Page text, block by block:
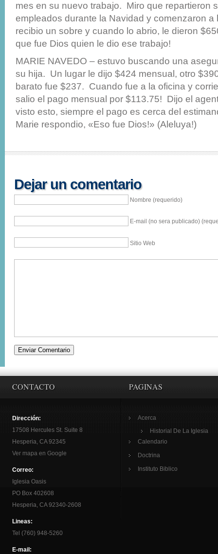
mes en su nuevo trabajo. Miro que repartieron
empleados durante la Navidad y comenzaron a
recibio un sobre y cuando lo abrio, le dieron
que fue Dios quien le dio ese trabajo!
MARIE NAVEDO – estuvo buscando una
su hija. Un lugar le dijo $424 mensual, otro
barato fue $237. Cuando fue a la oficina y
salio el pago mensual por $113.75! Dijo el
visto esto, siempre el pago es cerca del
Marie respondio, «Eso fue Dios!» (Aleluya!)
Dejar un comentario
Nombre (requerido)
E-mail (no sera publicado)
Sitio Web
CONTACTO
Dirección:
17508 Hercules St. Suite 8
Hesperia, CA 92345
Ver mapa en Google
Correo:
Iglesia Oasis
PO Box 402608
Hesperia, CA 92340-2608
Lineas:
Tel (760) 948-5260
E-mail:
PAGINAS
Acerca
Historial De La Iglesia
Calendario
Doctrina
Instituto Biblico